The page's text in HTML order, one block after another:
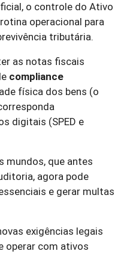
o controle do Ativo
operacional para
tributária.
as notas fiscais
compliance
física dos bens (o
digitais (SPED e
mundos, que antes
agora pode
e gerar multas
exigências legais
operar com ativos